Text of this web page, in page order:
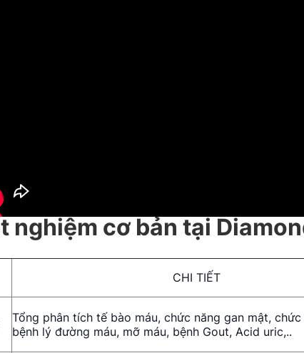
nghiệm cơ bản tại
CHI TIẾT
Tổng phân tích tế bào máu, chức năng gan mật, chức
bệnh lý đường máu, mỡ máu, bệnh Gout, Acid uric,..